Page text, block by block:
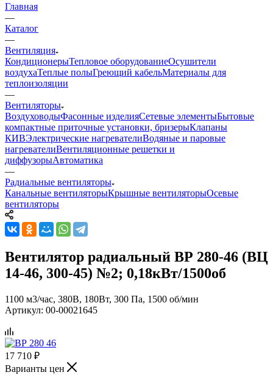
Главная
—
Каталог
—
Вентиляция
КондиционерыТепловое оборудованиеОсушители
воздухаТеплые полыГреющий кабельМатериалы для
теплоизоляции
—
Вентиляторы
ВоздуховодыФасонные изделияСетевые элементыБытовые
компактные приточные установки, бризерыКлапаны
КИВЭлектрические нагревателиВодяные и паровые
нагревателиВентиляционные решетки и
диффузорыАвтоматика
—
Радиальные вентиляторы
Канальные вентиляторыКрышные вентиляторыОсевые
вентиляторы
Вентилятор радиальный ВР 280-46 (ВЦ
14-46, 300-45) №2; 0,18кВт/1500об
1100 м3/час, 380В, 180Вт, 300 Па, 1500 об/мин
Артикул: 00-00021645
17 710 ₽
Варианты цен